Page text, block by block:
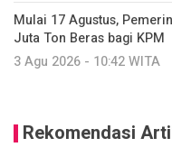
Mulai 17 Agustus,
Juta Ton Beras bagi KPM
3 Agu 2026 - 10:42 WITA
Rekomendasi